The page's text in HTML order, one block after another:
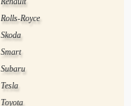
Rolls-Royce
Skoda
Smart
Subaru
Tesla
Toyota